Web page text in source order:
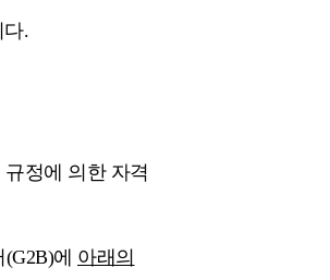
다.
정에 의한 자격
에 아래의